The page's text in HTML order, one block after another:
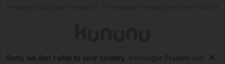
Sorry, we don´t ship to your country. Vereinigte Staaten von
TACWRK GmbH © 2026